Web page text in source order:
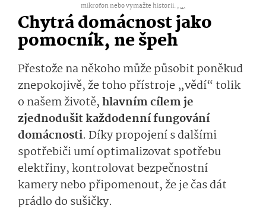
mikrofon nebo vymažte historii. ,...
Chytrá domácnost jako
pomocník, ne špeh
Přestože na někoho může působit poněkud
znepokojivě, že toho přístroje „vědí“ tolik
o našem životě,hlavním cílem je
zjednodušit každodenní fungování
domácnosti. Díky propojení s dalšími
spotřebiči umí optimalizovat spotřebu
elektřiny, kontrolovat bezpečnostní
kamery nebo připomenout, že je čas dát
prádlo do sušičky.